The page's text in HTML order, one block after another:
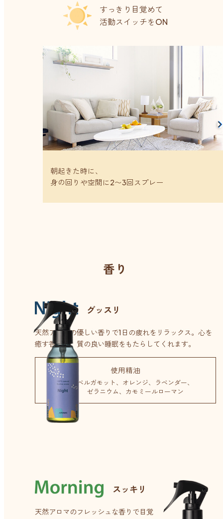
すっきり目覚めて
活動スイッチをON
朝起きた時に、
身の回りや空間に2〜3回スプレー
香り
グッスリ
天然アロマの優しい香りで1日の疲れをリラックス。 心を
癒す香りが、質の良い睡眠をもたらしてくれます。
使用精油
ベルガモット オレンジ
ラベンダー
ゼラニウム
カモミールローマン
スッキリ
天然アロマのフレッシュな香りで目覚